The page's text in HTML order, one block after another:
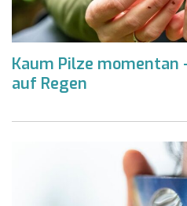
Kaum Pilze momentan
auf Regen